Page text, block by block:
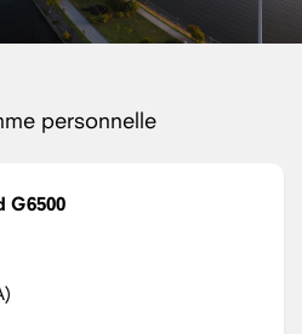
personnelle
G6500